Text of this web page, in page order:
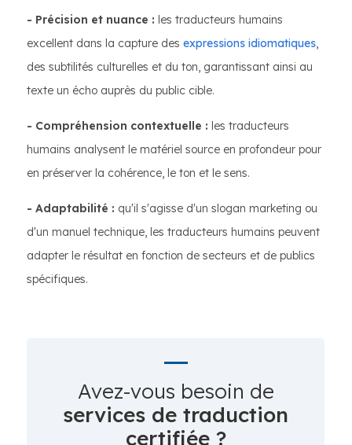
- Précision et nuance : les traducteurs humains
excellent dans la capture des expressions idiomatiques,
des subtilités culturelles et du ton, garantissant ainsi au
texte un écho auprès du public cible.
- Compréhension contextuelle : les traducteurs
humains analysent le matériel source en profondeur pour
en préserver la cohérence, le ton et le sens.
- Adaptabilité : qu'il s'agisse d'un slogan marketing ou
d'un manuel technique, les traducteurs humains peuvent
adapter le résultat en fonction de secteurs et de publics
spécifiques.
Avez-vous besoin de
services de traduction
certifiée ?